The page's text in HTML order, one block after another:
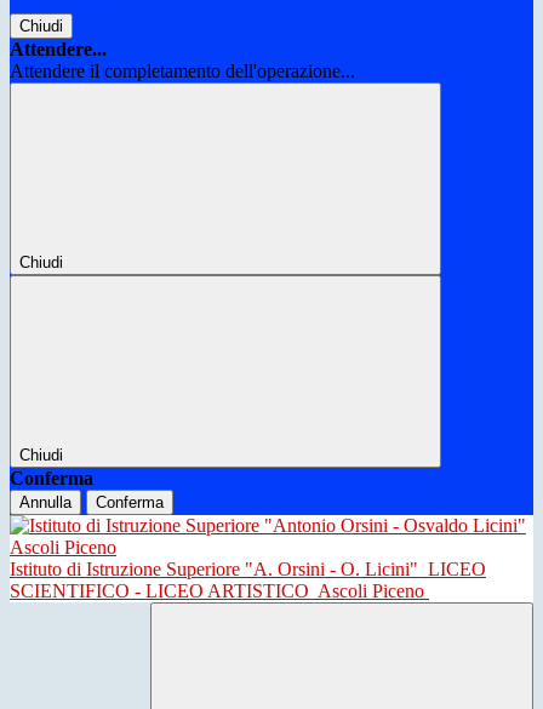
Chiudi
Attendere...
Attendere il completamento dell'operazione...
Chiudi
Chiudi
Conferma
Annulla Conferma
Istituto di Istruzione Superiore "A. Orsini - O. Licini" LICEO
SCIENTIFICO - LICEO ARTISTICO Ascoli Piceno